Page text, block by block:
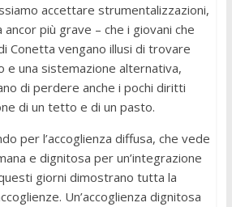
accettare strumentalizzazioni,
più grave – che i giovani che
Conetta vengano illusi di trovare
e una sistemazione alternativa,
di perdere anche i pochi diritti
di un tetto e di un pasto.
per l’accoglienza diffusa, che vede
e dignitosa per un’integrazione
giorni dimostrano tutta la
Un’accoglienza dignitosa